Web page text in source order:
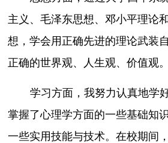
主义、毛泽东思想、邓小平理论
想，学会用正确先进的理论武装
正确的世界观、人生观、价值观。
学习方面，我努力认真地学
掌握了心理学方面的一些基础知
一些实用技能与技术。在校期间